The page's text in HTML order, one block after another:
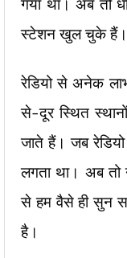
स्टेशन खुल चुके हैं।
रेडियो से अनेक
से-दूर स्थित
जाते हैं। जब
लगता था। अब तो
से हम वैसे ही सुन
है।